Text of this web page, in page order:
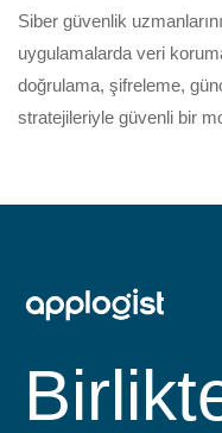
Siber güvenlik
uygulamalarda veri
doğrulama, şifreleme,
stratejileriyle güvenli bir